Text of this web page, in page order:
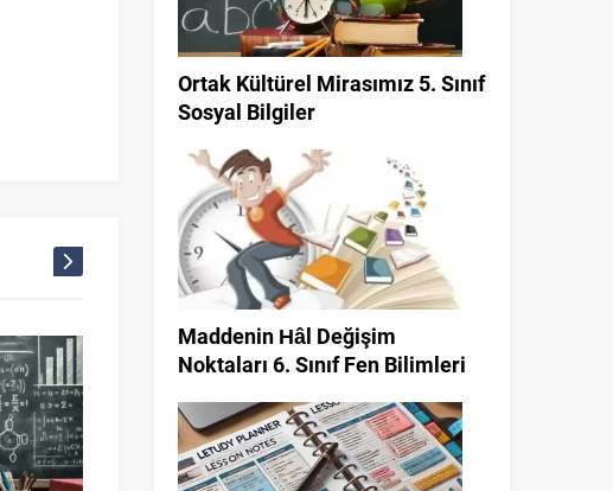
Ortak Kültürel Mirasımız 5. Sınıf
Sosyal Bilgiler
Maddenin Hâl Değişim
Noktaları 6. Sınıf Fen Bilimleri